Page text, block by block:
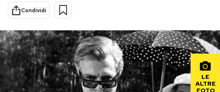
Cultura
Economia
Sport
Mondiali calcio 2026
PODCAST
Condividi
LE
ALTRE